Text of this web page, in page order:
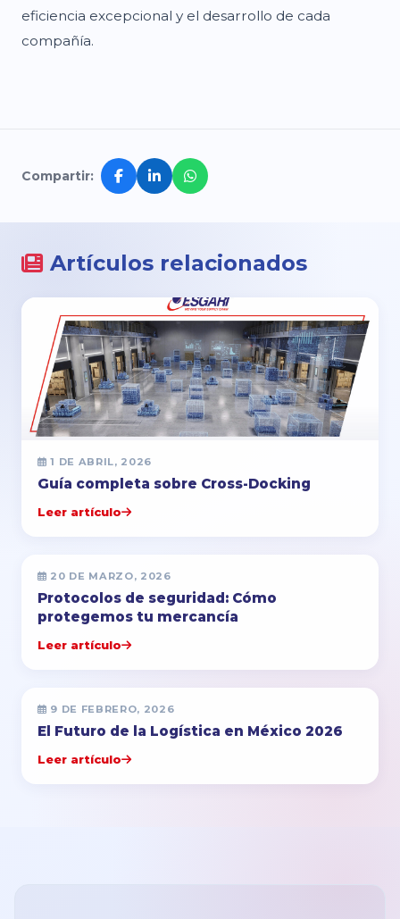
eficiencia excepcional y el desarrollo de cada
compañía.
Compartir:
Artículos relacionados
1 DE ABRIL, 2026
Guía completa sobre Cross-Docking
Leer artículo
20 DE MARZO, 2026
Protocolos de seguridad: Cómo
protegemos tu mercancía
Leer artículo
9 DE FEBRERO, 2026
El Futuro de la Logística en México 2026
Leer artículo